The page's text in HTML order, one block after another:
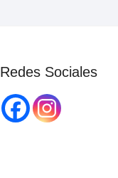
Redes Sociales